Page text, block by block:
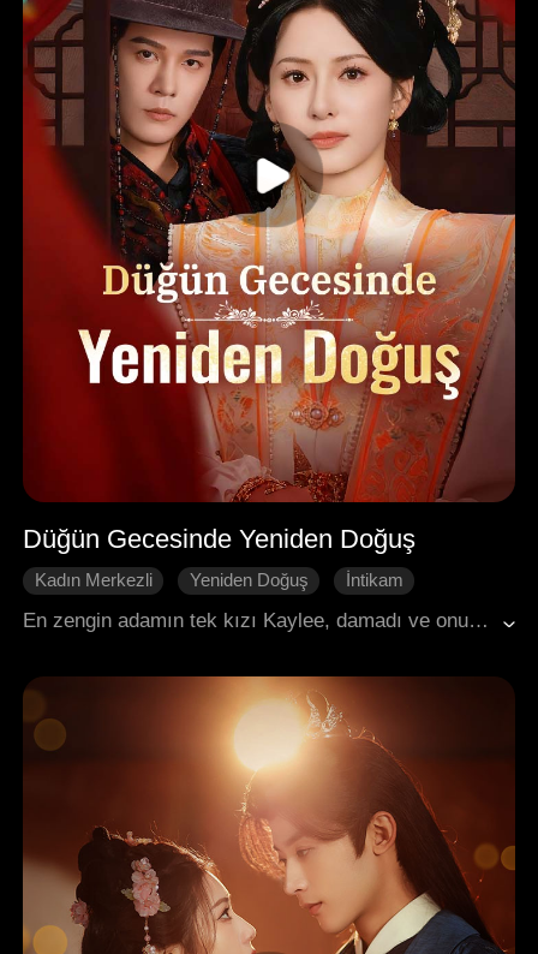
Düğün Gecesinde Yeniden Doğuş
Kadın Merkezli Yeniden Doğuş
İntikam
En zengin adamın tek kızı Kaylee, damadı ve onun gerçek aşkı tarafından aşağılandığı düğün gecesinde yeniden hayata döndü. Bu kez evliliği reddetti ve her şeyi geri almak için intikam yemini etti. Bu süreçte, Prens Leo'da anlayış ve sarsılmaz destek buldu. Sonunda, düşmanlarının ailesini tamamen çökertti, kraliyet ailesine gelin gitti ve Leo ile mutluluk dolu bir hayat paylaştı.